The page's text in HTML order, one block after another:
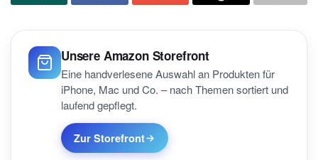
Unsere Amazon Storefront
Eine handverlesene Auswahl an Produkten für
iPhone, Mac und Co. – nach Themen sortiert und
laufend gepflegt.
Zur Storefront